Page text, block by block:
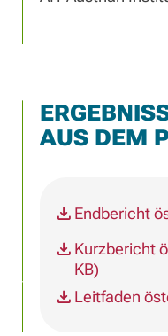
AUS DEM
Endbericht
Kurzbericht
KB)
Leitfaden